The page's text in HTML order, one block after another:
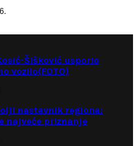
Šišković usporio
vozilo(FOTO)
nastavnik regiona:
najveće priznanje